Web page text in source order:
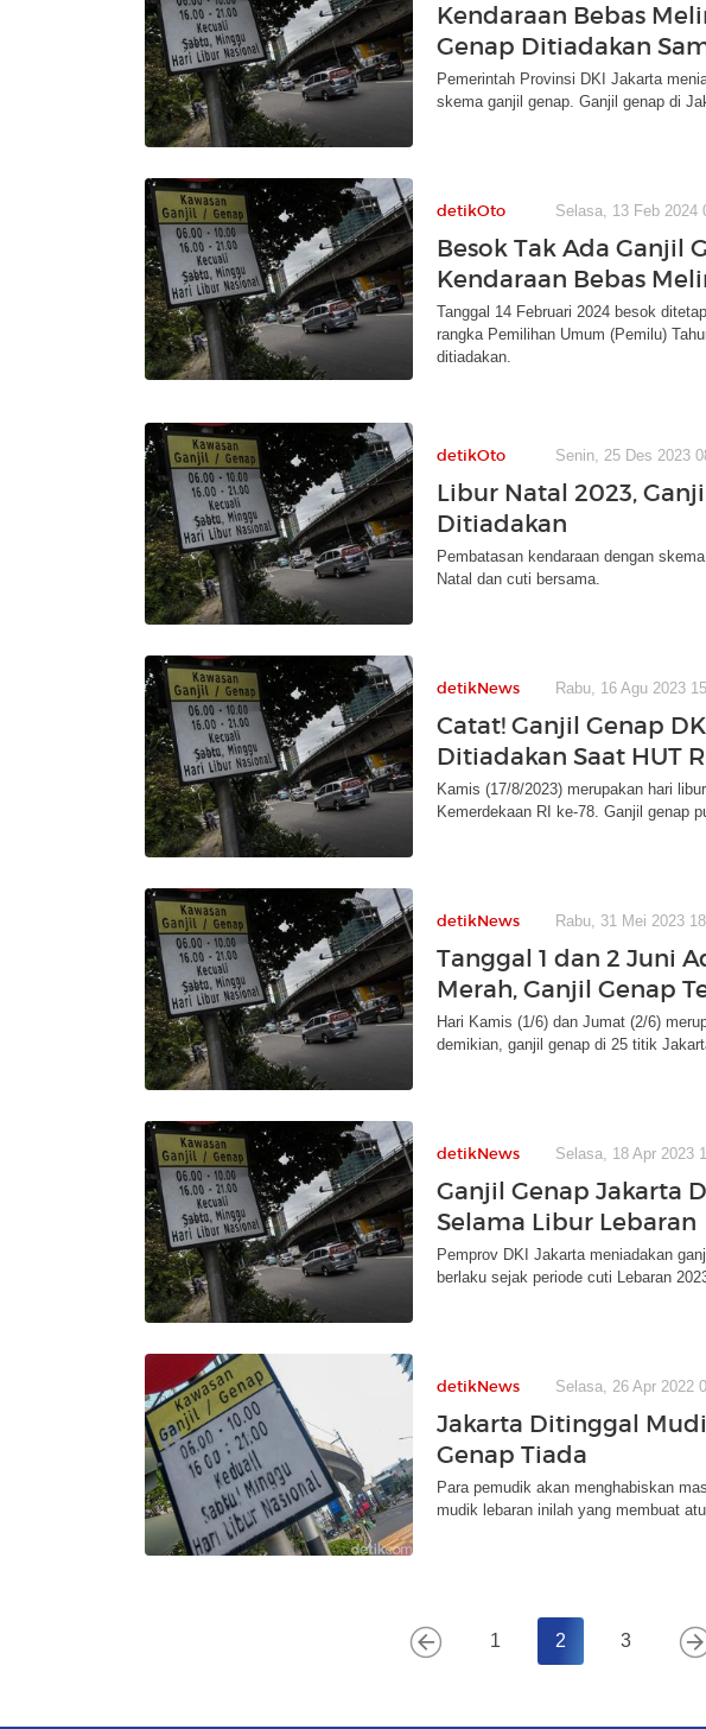
Kendaraan Bebas
Genap Ditiadakan
Pemerintah Provinsi DKI Jakarta
skema ganjil genap. Ganjil genap di
detikOto Selasa, 13 Feb 2024
Besok Tak Ada Ganjil
Kendaraan Bebas
Tanggal 14 Februari 2024 besok
rangka Pemilihan Umum (Pemilu)
ditiadakan.
detikOto Senin, 25 Des 2023
Libur Natal 2023,
Ditiadakan
Pembatasan kendaraan dengan
Natal dan cuti bersama.
detikNews Rabu, 16 Agu 2023
Catat! Ganjil Genap
Ditiadakan Saat HUT
Kamis (17/8/2023) merupakan hari
Kemerdekaan RI ke-78. Ganjil genap
detikNews Rabu, 31 Mei 2023
Tanggal 1 dan 2 Juni
Merah, Ganjil Genap
Hari Kamis (1/6) dan Jumat (2/6)
demikian, ganjil genap di 25 titik
detikNews Selasa, 18 Apr 2023
Ganjil Genap Jakarta
Selama Libur Lebaran
Pemprov DKI Jakarta meniadakan
berlaku sejak periode cuti Lebaran
detikNews Selasa, 26 Apr 2022
Jakarta Ditinggal
Genap Tiada
Para pemudik akan menghabiskan
mudik lebaran inilah yang membuat
1 2 3